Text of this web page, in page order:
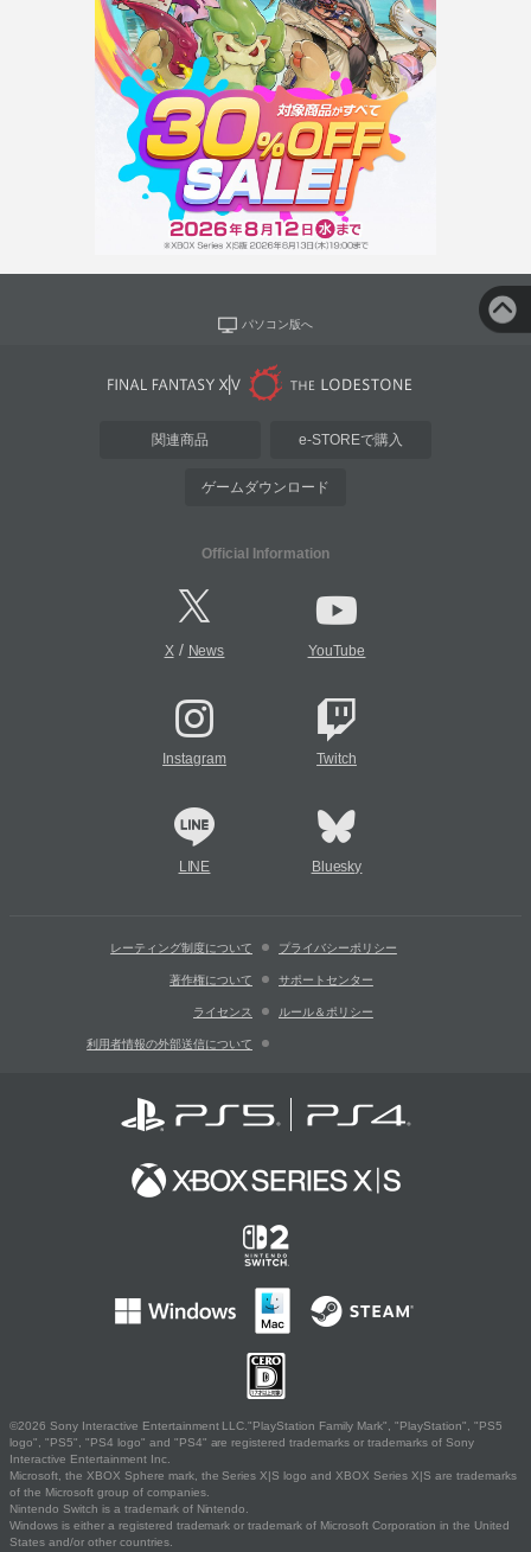
パソコン版へ
関連商品 e-STOREで購入
ゲームダウンロード
Official Information
X/ News YouTube
Instagram Twitch
LINE Bluesky
レーティング制度について プライバシーポリシー
著作権について サポートセンター
ライセンス ルール＆ポリシー
利用者情報の外部送信について
©2026 Sony Interactive Entertainment LLC."PlayStation Family Mark", "PlayStation", "PS5
logo", "PS5", "PS4 logo" and "PS4" are registered trademarks or trademarks of Sony
Interactive Entertainment Inc.
Microsoft, the XBOX Sphere mark, the Series X|S logo and XBOX Series X|S are trademarks
of the Microsoft group of companies.
Nintendo Switch is a trademark of Nintendo.
Windows is either a registered trademark or trademark of Microsoft Corporation in the United
States and/or other countries.